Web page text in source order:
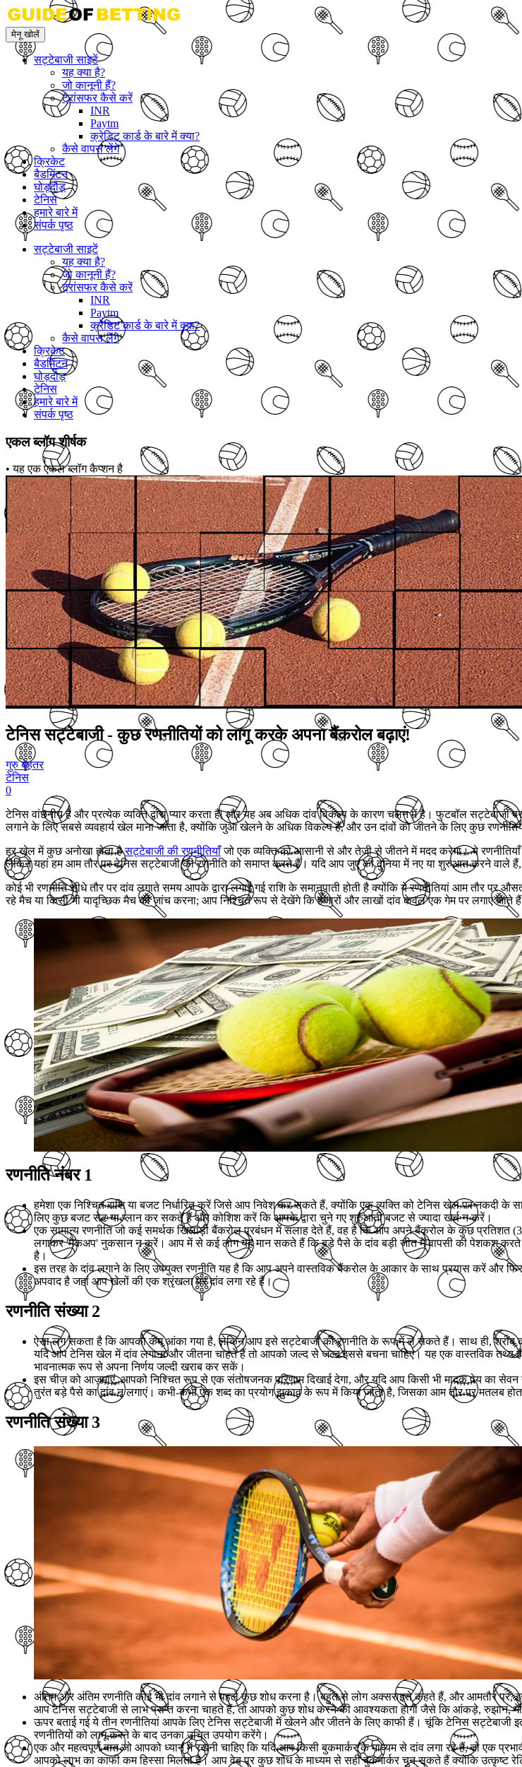
मेनू खोलें
सट्टेबाजी साइटें
यह क्या है?
जो कानूनी हैं?
ट्रांसफर कैसे करें
INR
Paytm
क्रेडिट कार्ड के बारे में क्या?
कैसे वापस लेंगे
क्रिकेट
बैडमिंटन
घोड़दौड़
टेनिस
हमारे बारे में
संपर्क पृष्ठ
सट्टेबाजी साइटें
यह क्या है?
जो कानूनी हैं?
ट्रांसफर कैसे करें
INR
Paytm
क्रेडिट कार्ड के बारे में क्या?
कैसे वापस लेंगे
क्रिकेट
बैडमिंटन
घोड़दौड़
टेनिस
हमारे बारे में
संपर्क पृष्ठ
एकल ब्लॉग शीर्षक
• यह एक एकल ब्लॉग कैप्शन है
टेनिस सट्टेबाजी - कुछ रणनीतियों को लागू करके अपना बैंकरोल बढ़ाएं!
गुरु बेहतर
टेनिस
0
टेनिस वांछनीय है और प्रत्येक व्यक्ति द्वारा प्यार करता है, और यह अब अधिक दांव विकल्प के कारण चलन में है। फुटबॉल
लगाने के लिए सबसे व्यवहार्य खेल माना जाता है, क्योंकि जुआ खेलने के अधिक विकल्प हैं, और उन दांवों को जीतने के लिए कुछ
हर खेल में कुछ अनोखा होता हैसट्टेबाजी की रणनीतियाँजो एक व्यक्ति को आसानी से और तेजी से जीतने में मदद करेगा। ये
लेकिन यहां हम आम तौर पर टेनिस सट्टेबाजी की रणनीति को समाप्त करते हैं। यदि आप जुए की दुनिया में नए या शुरुआत करने वाले
कोई भी रणनीति सीधे तौर पर दांव लगाते समय आपके द्वारा लगाई गई राशि के समानुपाती होती है क्योंकि ये रणनीतियां आम तौर
रहे मैच या किसी भी यादृच्छिक मैच की जांच करना; आप निश्चित रूप से देखेंगे कि हजारों और लाखों दांव केवल एक गेम पर लगाए
रणनीति नंबर 1
हमेशा एक निश्चित राशि या बजट निर्धारित करें जिसे आप निवेश कर सकते हैं, क्योंकि एक व्यक्ति को टेनिस खेल पर
लिए कुछ बजट सेट या प्लान कर सकते हैं और कोशिश करें कि आपके द्वारा चुने गए शुरुआती बजट से ज्यादा खर्च न करें।
एक सामान्य रणनीति जो कई समर्थक खिलाड़ी बैंकरोल प्रबंधन में सलाह देते हैं, वह है कि आप अपने बैंकरोल के कुछ प्रतिशत
लगाकर 'मेकअप' नुकसान न करें। आप में से कई लोग यह मान सकते हैं कि बड़े पैसे के दांव बड़ी जीत में वापसी की पेशकश करते
है।
इस तरह के दांव लगाने के लिए उपयुक्त रणनीति यह है कि आप अपने वास्तविक बैंकरोल के आकार के साथ प्रयास करें और
अपवाद है जहां आप खेलों की एक श्रृंखला पर दांव लगा रहे हैं।
रणनीति संख्या 2
ऐसा लग सकता है कि आपको कम आंका गया है, लेकिन आप इसे सट्टेबाजी की रणनीति के रूप में ले सकते हैं। साथ ही, शराब
यदि आप टेनिस खेल में दांव लगाना और जीतना चाहते हैं तो आपको जल्द से जल्द इससे बचना चाहिए। यह एक वास्तविक
भावनात्मक रूप से अपना निर्णय जल्दी खराब कर सकें।
इस चीज़ को आज़माएं, आपको निश्चित रूप से एक संतोषजनक परिणाम दिखाई देगा, और यदि आप किसी भी मादक पेय का
तुरंत बड़े पैसे का दांव न लगाएं। कभी-कभी एक शब्द का प्रयोग झुकाव के रूप में किया जाता है, जिसका आम तौर पर मतलब
रणनीति संख्या 3
अंतिम और अंतिम रणनीति कोई भी दांव लगाने से पहले कुछ शोध करना है। बहुत से लोग अक्सर इसे कहते हैं, और आमतौर पर,
आप टेनिस सट्टेबाजी से लाभ प्राप्त करना चाहते हैं, तो आपको कुछ शोध करने की आवश्यकता होगी जैसे कि आंकड़े, रुझान,
ऊपर बताई गई ये तीन रणनीतियां आपके लिए टेनिस सट्टेबाजी में खेलने और जीतने के लिए काफी हैं। चूंकि टेनिस सट्टेबाजी
रणनीतियों को लागू करने के बाद उनका उचित उपयोग करेंगे।
एक और महत्वपूर्ण बात जो आपको ध्यान में रखनी चाहिए कि यदि आप किसी बुकमार्कर के माध्यम से दांव लगा रहे हैं, तो एक
आपको लाभ का काफी कम हिस्सा मिलता है। आप वेब पर कुछ शोध के माध्यम से सही बुकमार्कर चुन सकते हैं क्योंकि उत्कृष्ट